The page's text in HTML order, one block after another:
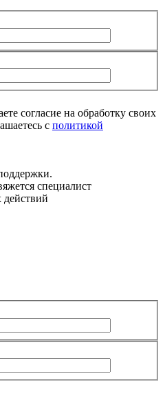
согласие на обработку своих
с политикой
специалист
действий